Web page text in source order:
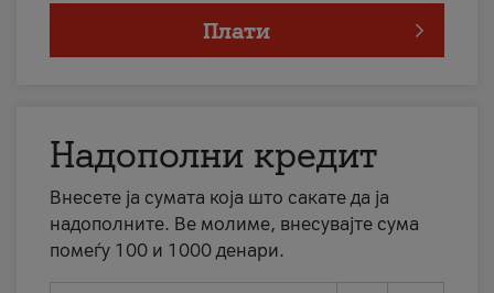
Плати
Надополни кредит
Внесете ја сумата која што сакате да ја
надополните. Ве молиме, внесувајте сума
помеѓу 100 и 1000 денари.